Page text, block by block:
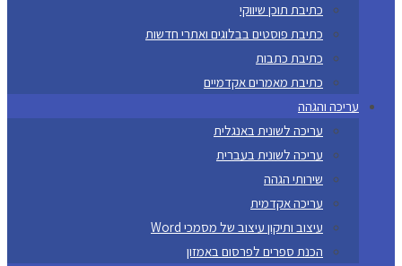
כתיבת תוכן שיווקי
כתיבת פוסטים בבלוגים ואתרי חדשות
כתיבת כתבות
כתיבת מאמרים אקדמיים
עריכה והגהה
עריכה לשונית באנגלית
עריכה לשונית בעברית
שירותי הגהה
עריכה אקדמית
עיצוב ותיקון עיצוב של מסמכי Word
הכנת ספרים לפרסום באמזון